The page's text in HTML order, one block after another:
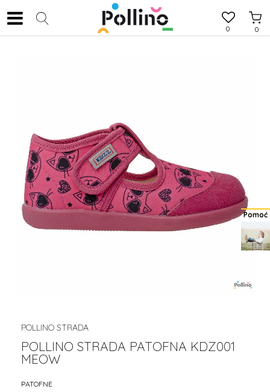
0
0
POLLINO STRADA
POLLINO STRADA PATOFNA KDZ001
MEOW
PATOFNE
Pomoć